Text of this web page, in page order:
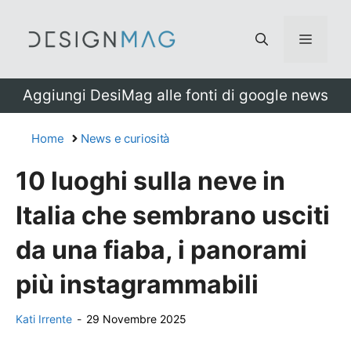
Menu
Aggiungi DesiMag alle fonti di google news
Home News e curiosità
10 luoghi sulla neve in
Italia che sembrano usciti
da una fiaba, i panorami
più instagrammabili
Kati Irrente - 29 Novembre 2025